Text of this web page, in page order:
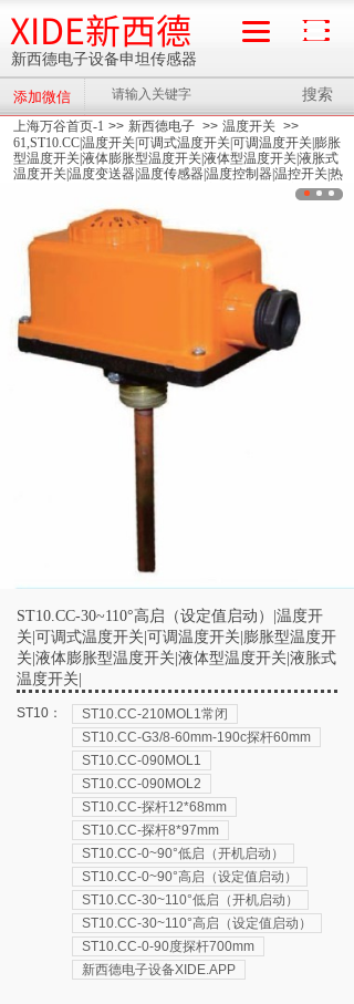
上海万谷首页-1 >> 新西德电子 >> 温度开关 >>
61,ST10.CC|温度开关|可调式温度开关|可调温度开关|膨胀
型温度开关|液体膨胀型温度开关|液体型温度开关|液胀式
温度开关|温度变送器|温度传感器|温度控制器|温控开关|热
保护器开关|微型控制开关|高限温度开关|低限温度开关|高
启温度开关|低启温度开关|温控器|热水温控器|管道温控器|
锅炉温控器|供热温控器|双金属式温控器|压力式温控器|
ST10.CC-30~110°高启（设定值启动）|温度开关|可调
式温度开关|可调温度开关|膨胀型温度开关|液体膨胀型温
度开关|液体型温度开关|液胀式温度开关|
ST10.CC-30~110°高启（设定值启动）|温度开
关|可调式温度开关|可调温度开关|膨胀型温度开
关|液体膨胀型温度开关|液体型温度开关|液胀式
温度开关|
ST10：
ST10.CC-210MOL1常闭
ST10.CC-G3/8-60mm-190c探杆60mm
ST10.CC-090MOL1
ST10.CC-090MOL2
ST10.CC-探杆12*68mm
ST10.CC-探杆8*97mm
ST10.CC-0~90°低启（开机启动）
ST10.CC-0~90°高启（设定值启动）
ST10.CC-30~110°低启（开机启动）
ST10.CC-30~110°高启（设定值启动）
ST10.CC-0-90度探杆700mm
新西德电子设备XIDE.APP
搜索
添加微信
新西德电子设备申坦传感器
XIDE新西德